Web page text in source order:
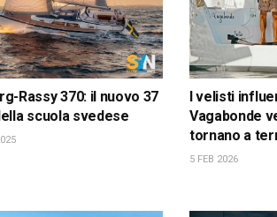
Rassy 370: il nuovo 37
scuola svedese
I velisti
Vagabonde
tornano a
5 FEB 2026